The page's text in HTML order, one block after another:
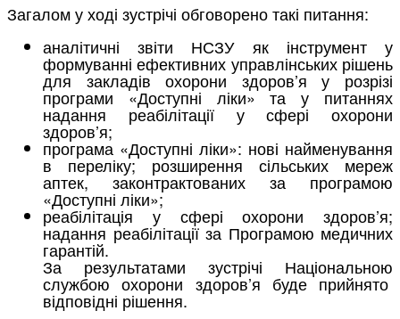
Загалом у ході зустрічі обговорено такі питання:
аналітичні звіти НСЗУ як інструмент у
формуванні ефективних управлінських рішень
для закладів охорони здоров’я у розрізі
програми «Доступні ліки» та у питаннях
надання реабілітації у сфері охорони
здоров’я;
програма «Доступні ліки»: нові найменування
в переліку; розширення сільських мереж
аптек, законтрактованих за програмою
«Доступні ліки»;
реабілітація у сфері охорони здоров’я;
надання реабілітації за Програмою медичних
гарантій.
За результатами зустрічі Національною
службою охорони здоров’я буде прийнято
відповідні рішення.